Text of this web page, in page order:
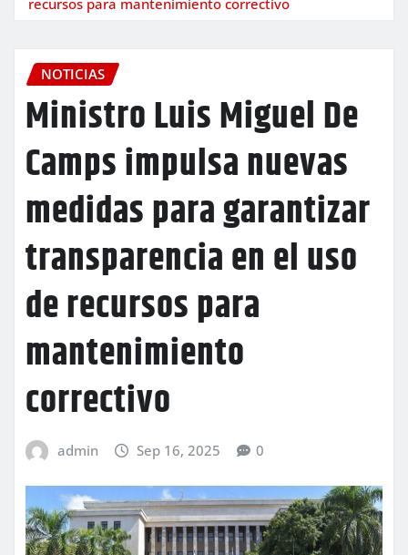
NOTICIAS
Ministro Luis Miguel De
Camps impulsa nuevas
medidas para garantizar
transparencia en el uso
de recursos para
mantenimiento
correctivo
admin Sep 16, 2025 0